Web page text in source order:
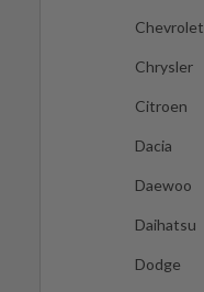
Chevrolet
Chrysler
Citroen
Dacia
Daewoo
Daihatsu
Dodge